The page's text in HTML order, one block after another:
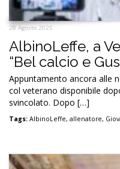
28 Agosto 2025
AlbinoLeffe, a
“Bel calcio e
Appuntamento ancora alle
col veterano disponibile
svincolato. Dopo […]
Tags: AlbinoLeffe, allenatore,